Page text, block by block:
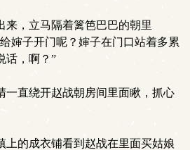
，立马隔着篱笆巴巴的朝里
婶子开门呢？婶子在门口站着多累
话，啊？”
直绕开赵战朝房间里面瞅，抓心
的成衣铺看到赵战在里面买姑娘